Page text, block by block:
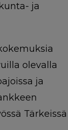
ja
olevalla
ja
Tärkeissä